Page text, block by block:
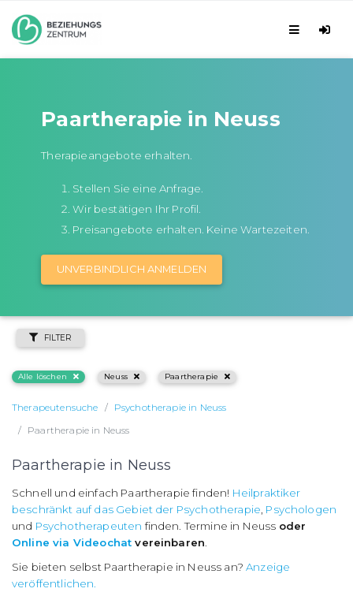
Paartherapie in Neuss
Therapieangebote erhalten.
Stellen Sie eine Anfrage.
Wir bestätigen Ihr Profil.
Preisangebote erhalten. Keine Wartezeiten.
UNVERBINDLICH ANMELDEN
FILTER
Alle löschen Neuss Paartherapie
Therapeutensuche
Psychotherapie in Neuss
Paartherapie in Neuss
Paartherapie in Neuss
Schnell und einfach Paartherapie finden! Heilpraktiker
beschränkt auf das Gebiet der Psychotherapie Psychologen
und Psychotherapeuten finden. Termine in Neuss oder
Online via Videochat vereinbaren
Sie bieten selbst Paartherapie in Neuss an?Anzeige
veröffentlichen.